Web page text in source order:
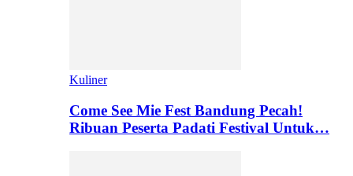
Kuliner
Come See Mie Fest Bandung Pecah!
Ribuan Peserta Padati Festival Untuk…